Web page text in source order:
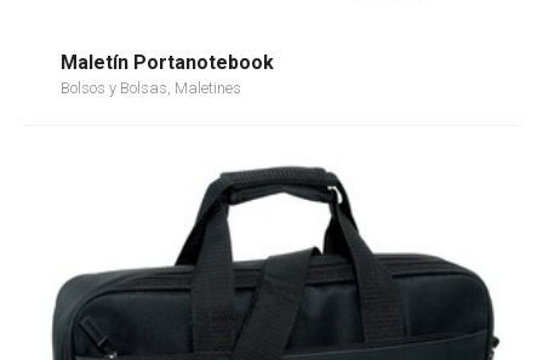
Maletín Portanotebook
Bolsos y Bolsas, Maletines